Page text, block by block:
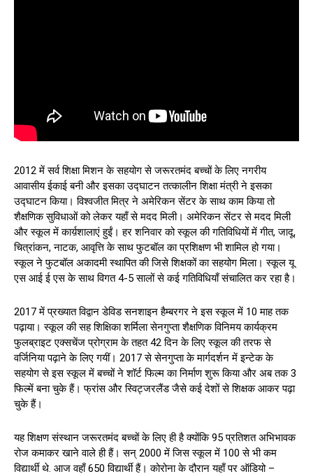
2012 में सर्व शिक्षा मिशन के सहयोग से जरूरतमंद बच्चों के लिए नगरीय
आवासीय ईकाई बनी और इसका उद्घाटन तत्कालीन शिक्षा मंत्री ने इसका
उद्घाटन किया। विश्वजीत मित्र ने अमेरिकन सेंटर के साथ काम किया तो
शैक्षणिक सुविधाओं को लेकर यहाँ से मदद मिली। अमेरिकन सेंटर से मदद मिली
और स्कूल में कार्य़शालाएं हुईं। हर शनिवार को स्कूल की गतिविधियों में गीत, जादू,
चित्रांकन, नाटक, आवृत्ति के साथ फुटबॉल का प्रशिक्षण भी शामिल हो गया।
स्कूल ने फुटबॉल अकादमी स्थापित की जिसे शिक्षकों का सहयोग मिला। स्कूल यू
एस आई ई एस के साथ विगत 4-5 सालों से कई गतिविधियाँ संचालित कर रहा है।
2017 में प्रख्यात विद्वान डेविड सनशाइन हैम्बरगर ने इस स्कूल में 10 माह तक
पढ़ाया। स्कूल की सह शिक्षिका शर्मिला सेनगुप्ता शैक्षणिक विनिमय कार्यक्रम
फुलब्राइट एक्सचेंज प्रोग्राम के तहत 42 दिन के लिए स्कूल की तरफ से
वर्जिनिया पढ़ाने के लिए गयीं। 2017 से सेनगुप्ता के मार्गदर्शन में इन्टेक के
सहयोग से इस स्कूल में बच्चों ने शॉर्ट फिल्म का निर्माण शुरू किया और अब तक 3
फिल्में बना चुके हैं। फ्रांस और स्विट्जरलैंड जैसे कई देशों से शिक्षक आकर पढ़ा
चुके हैं।
यह शिक्षण संस्थान जरूरतमंद बच्चों के लिए ही है क्योंकि 95 प्रतिशत अभिभावक
रोज कमाकर खाने वाले ही हैं। सन् 2000 में जिस स्कूल में 100 से भी कम
विद्यार्थी थे. आज वहाँ 650 विद्यार्थी हैं। कोरोना के दौरान यहाँ पर ऑडियो –